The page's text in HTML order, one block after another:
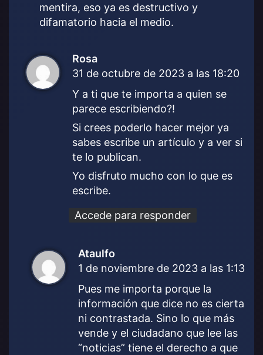
mentira, eso ya es destructivo y
difamatorio hacia el medio.
Rosa
i
31 de octubre de 2023 a las 18:20
Y a ti que te importa a quien se
parece escribiendo?!
Si crees poderlo hacer mejor ya
sabes escribe un artículo y a ver si
te lo publican.
Yo disfruto mucho con lo que es
escribe.
Accede para responder
Ataulfo
i
1 de noviembre de 2023 a las 1:13
Pues me importa porque la
información que dice no es cierta
ni contrastada. Sino lo que más
vende y el ciudadano que lee las
“noticias” tiene el derecho a que